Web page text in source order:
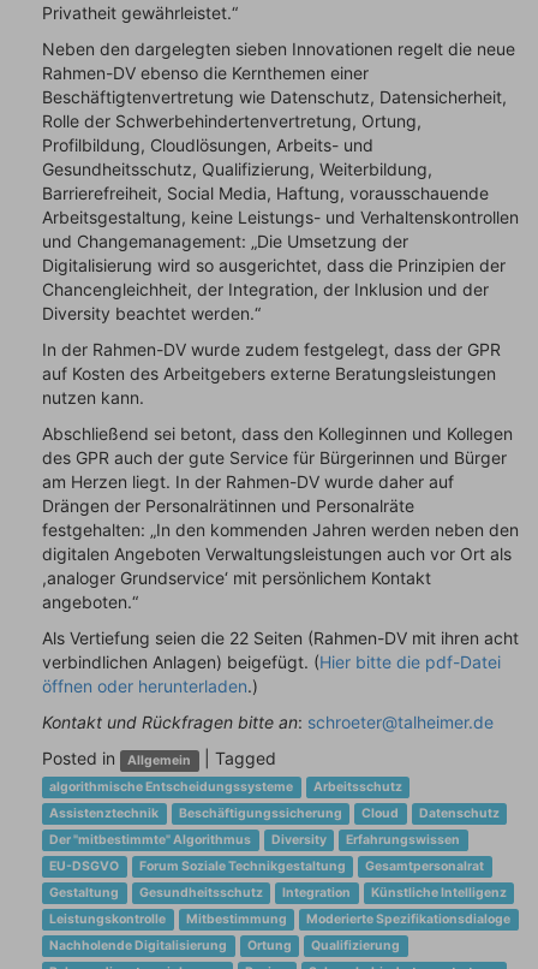
Privatheit gewährleistet.“
Neben den dargelegten sieben Innovationen regelt die neue
Rahmen-DV ebenso die Kernthemen einer
Beschäftigtenvertretung wie Datenschutz, Datensicherheit,
Rolle der Schwerbehindertenvertretung, Ortung,
Profilbildung, Cloudlösungen, Arbeits- und
Gesundheitsschutz, Qualifizierung, Weiterbildung,
Barrierefreiheit, Social Media, Haftung, vorausschauende
Arbeitsgestaltung, keine Leistungs- und Verhaltenskontrollen
und Changemanagement: „Die Umsetzung der
Digitalisierung wird so ausgerichtet, dass die Prinzipien der
Chancengleichheit, der Integration, der Inklusion und der
Diversity beachtet werden.“
In der Rahmen-DV wurde zudem festgelegt, dass der GPR
auf Kosten des Arbeitgebers externe Beratungsleistungen
nutzen kann.
Abschließend sei betont, dass den Kolleginnen und Kollegen
des GPR auch der gute Service für Bürgerinnen und Bürger
am Herzen liegt. In der Rahmen-DV wurde daher auf
Drängen der Personalrätinnen und Personalräte
festgehalten: „In den kommenden Jahren werden neben den
digitalen Angeboten Verwaltungsleistungen auch vor Ort als
,analoger Grundservice‘ mit persönlichem Kontakt
angeboten.“
Als Vertiefung seien die 22 Seiten (Rahmen-DV mit ihren acht
verbindlichen Anlagen) beigefügt. (Hier bitte die pdf-Datei
öffnen oder herunterladen.)
Kontakt und Rückfragen bitte an: schroeter@talheimer.de
Posted in
Allgemein Tagged
algorithmische Entscheidungssysteme
Arbeitsschutz
Assistenztechnik
Beschäftigungssicherung Cloud
Datenschutz
Der "mitbestimmte" Algorithmus
Diversity
Erfahrungswissen
EU-DSGVO
Forum Soziale Technikgestaltung
Gesamtpersonalrat
Gestaltung
Gesundheitsschutz Integration
Künstliche Intelligenz
Leistungskontrolle
Mitbestimmung
Moderierte Spezifikationsdialoge
Nachholende Digitalisierung
Ortung
Qualifizierung